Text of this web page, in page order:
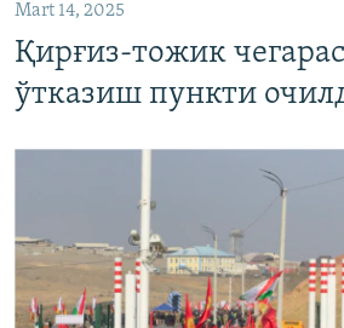
Mart 14, 2025
Қирғиз-тожик
ўтказиш пункти